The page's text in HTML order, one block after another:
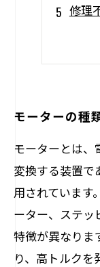
修理
モーターの種
モーターとは、
変換する装置で
用されています
ーター、ステッ
特徴が異なりま
り、高トルク